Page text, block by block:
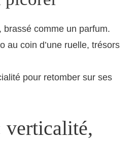
brassé comme un parfum.
au coin d’une ruelle, trésors
pour retomber sur ses
verticalité,